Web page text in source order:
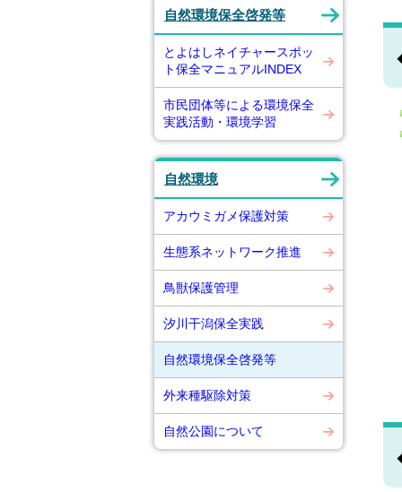
自然環境保全啓発等
とよはしネイチャースポッ
ト保全マニュアルINDEX
市民団体等による環境保全
実践活動・環境学習
自然環境
アカウミガメ保護対策
生態系ネットワーク推進
鳥獣保護管理
汐川干潟保全実践
自然環境保全啓発等
外来種駆除対策
自然公園について